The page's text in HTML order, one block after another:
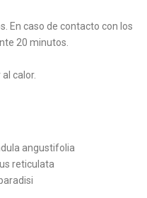
En caso de contacto con los
20 minutos.
calor.
angustifolia
reticulata